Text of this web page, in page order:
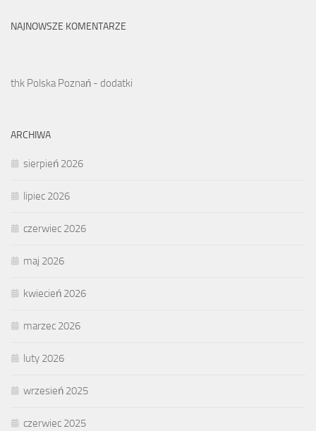
NAJNOWSZE KOMENTARZE
thk Polska Poznań - dodatki
ARCHIWA
sierpień 2026
lipiec 2026
czerwiec 2026
maj 2026
kwiecień 2026
marzec 2026
luty 2026
wrzesień 2025
czerwiec 2025